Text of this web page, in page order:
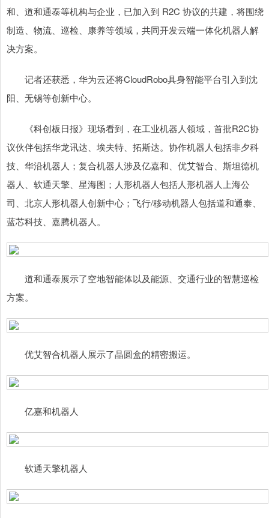
和、道和通泰等机构与企业，已加入到 R2C 协议的共建，将围绕
制造、物流、巡检、康养等领域，共同开发云端一体化机器人解
决方案。
记者还获悉，华为云还将CloudRobo具身智能平台引入到沈
阳、无锡等创新中心。
《科创板日报》现场看到，在工业机器人领域，首批R2C协
议伙伴包括华龙讯达、埃夫特、拓斯达。协作机器人包括非夕科
技、华沿机器人；复合机器人涉及亿嘉和、优艾智合、斯坦德机
器人、软通天擎、星海图；人形机器人包括人形机器人上海公
司、北京人形机器人创新中心；飞行/移动机器人包括道和通泰、
蓝芯科技、嘉腾机器人。
道和通泰展示了空地智能体以及能源、交通行业的智慧巡检
方案。
优艾智合机器人展示了晶圆盒的精密搬运。
亿嘉和机器人
软通天擎机器人